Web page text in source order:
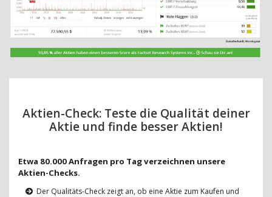
Aktien-Check: Teste die Qualität deiner
Aktie und finde besser Aktien!
Etwa 80.000 Anfragen pro Tag verzeichnen unsere
Aktien-Checks.
Der Qualitäts-Check zeigt an, ob eine Aktie zum Kaufen und